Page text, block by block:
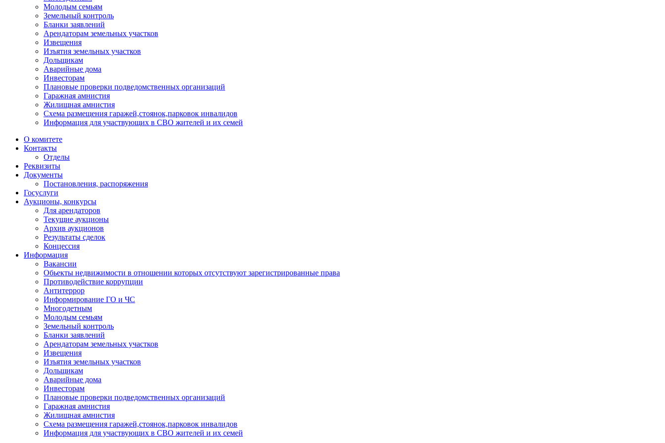
Молодым семьям
Земельный контроль
Бланки заявлений
Арендаторам земельных участков
Извещения
Изъятия земельных участков
Дольщикам
Аварийные дома
Инвесторам
Плановые проверки подведомственных организаций
Гаражная амнистия
Жилищная амнистия
Схема размещения гаражей,стоянок,парковок инвалидов
Информация для участвующих в СВО жителей и их семей
О комитете
Контакты
Отделы
Реквизиты
Документы
Постановления, распоряжения
Госуслуги
Аукционы, конкурсы
Для арендаторов
Текущие аукционы
Архив аукционов
Результаты сделок
Концессия
Информация
Вакансии
Обьекты недвижимости в отношении которых отсутствуют зарегистрированные права
Противодействие коррупции
Антитеррор
Информирование ГО и ЧС
Многодетным
Молодым семьям
Земельный контроль
Бланки заявлений
Арендаторам земельных участков
Извещения
Изъятия земельных участков
Дольщикам
Аварийные дома
Инвесторам
Плановые проверки подведомственных организаций
Гаражная амнистия
Жилищная амнистия
Схема размещения гаражей,стоянок,парковок инвалидов
Информация для участвующих в СВО жителей и их семей